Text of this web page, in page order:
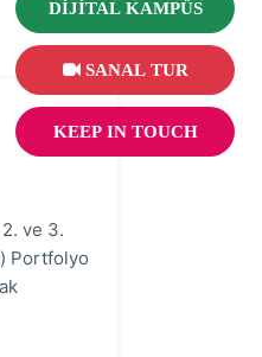
DİJİTAL KAMPÜS
SANAL TUR
KEEP IN TOUCH
ve
ve 3.
Portfolyo
24 Nisan 2020